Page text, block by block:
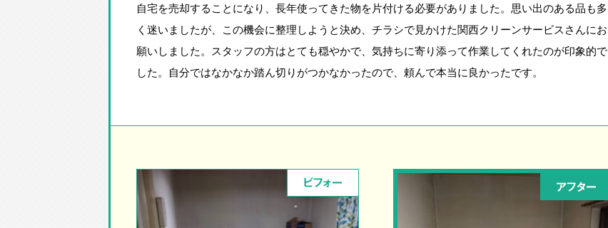
自宅を売却することになり、長年使ってきた物を片付ける必要がありました。思い出のある品も多
く迷いましたが、この機会に整理しようと決め、チラシで見かけた関西クリーンサービスさんにお
願いしました。スタッフの方はとても穏やかで、気持ちに寄り添って作業してくれたのが印象的で
した。自分ではなかなか踏ん切りがつかなかったので、頼んで本当に良かったです。
ビフォー アフター